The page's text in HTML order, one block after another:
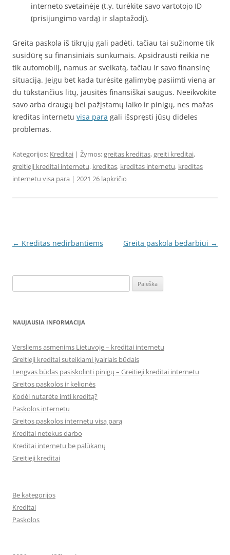
interneto svetainėje (t.y. turėkite savo vartotojo ID
(prisijungimo vardą) ir slaptažodį).
Greita paskola iš tikrųjų gali padėti, tačiau tai sužinome tik
susidūrę su finansiniais sunkumais. Apsidrausti reikia ne
tik automobilį, namus ar sveikatą, tačiau ir savo finansinę
situaciją. Jeigu bet kada turėsite galimybę pasiimti vieną ar
du tūkstančius litų, jausitės finansiškai saugus. Neeikvokite
savo arba draugų bei pažįstamų laiko ir pinigų, nes mažas
kreditas internetu visa para gali išspręsti jūsų dideles
problemas.
Kategorijos: Kreditai | Žymos:greitas kreditas,greiti kreditai,
greitieji kreditai internetu, kreditas, kreditas internetu, kreditas
internetu visa para | 2021 26 lapkričio
Įrašo
← Kreditas nedirbantiems Greita paskola bedarbiui →
NAUJAUSIA INFORMACIJA
Versliems asmenims Lietuvoje – kreditai internetu
Greitieji kreditai suteikiami įvairiais būdais
Lengvas būdas pasiskolinti pinigų – Greitieji kreditai internetu
Greitos paskolos ir kelionės
Kodėl nutarėte imti kreditą?
Paskolos internetu
Greitos paskolos internetu visą parą
Kreditai netekus darbo
Kreditai internetu be palūkanų
Greitieji kreditai
Be kategorijos
Kreditai
Paskolos